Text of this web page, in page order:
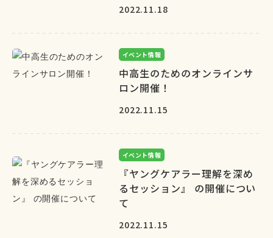
2022.11.18
イベント情報
中高生のためのオンラインサ
ロン開催！
2022.11.15
イベント情報
『ヤングケアラー理解を深め
るセッション』 の開催につい
て
2022.11.15